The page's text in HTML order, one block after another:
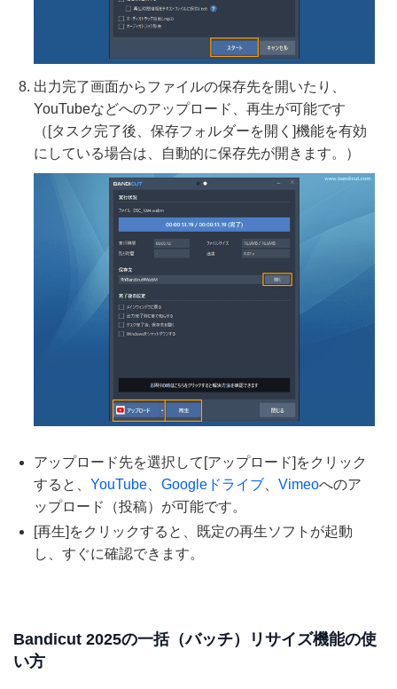
出力完了画面からファイルの保存先を開いたり、
YouTubeなどへのアップロード、再生が可能です
（[タスク完了後、保存フォルダーを開く]機能を有効
にしている場合は、自動的に保存先が開きます。）
アップロード先を選択して[アップロード]をクリック
すると、 YouTube、 Googleドライブ Vimeoへのア
ップロード（投稿）が可能です。
[再生]をクリックすると、既定の再生ソフトが起動
し、すぐに確認できます。
Bandicut 2025の一括（バッチ）リサイズ機能の使
い方